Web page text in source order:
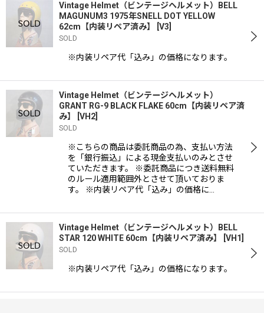
Vintage Helmet（ビンテージヘルメット）BELL
MAGUNUM3 1975年SNELL DOT YELLOW
62cm【内装リペア済み】
V3
SOLD
※内装リペア代「込み」の価格になります。
Vintage Helmet（ビンテージヘルメット）
GRANT RG-9 BLACK FLAKE 60cm【内装リペア済
み】
VH2
SOLD
※こちらの商品は委託商品の為、支払い方法
を「銀行振込」による現金支払いのみとさせ
ていただきます。 ※委託商品につき送料無料
のルール適用範囲外とさせて頂いておりま
す。 ※内装リペア代「込み」の価格に…
Vintage Helmet（ビンテージヘルメット）BELL
STAR 120 WHITE 60cm【内装リペア済み】
VH1
SOLD
※内装リペア代「込み」の価格になります。